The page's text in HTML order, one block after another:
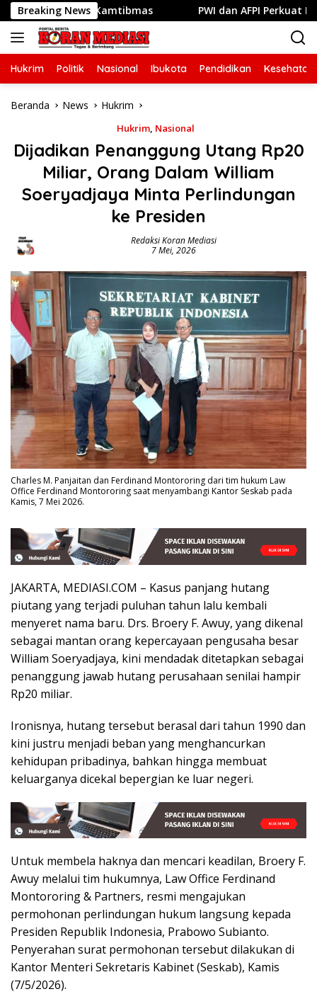
Langsung
ke
konten
Breaking News
Jaga Kamtibmas PWI dan AFPI Perkuat Literasi
Hukrim Politik Nasional Ibukota Pendidikan Kesehatan
Beranda News Hukrim
Hukrim, Nasional
Dijadikan Penanggung Utang Rp20
Miliar, Orang Dalam William
Soeryadjaya Minta Perlindungan
ke Presiden
Redaksi Koran Mediasi
7 Mei, 2026
Charles M. Panjaitan dan Ferdinand Montororing dari tim hukum Law
Office Ferdinand Montororing saat menyambangi Kantor Seskab pada
Kamis, 7 Mei 2026.
JAKARTA, MEDIASI.COM – Kasus panjang hutang
piutang yang terjadi puluhan tahun lalu kembali
menyeret nama baru. Drs. Broery F. Awuy, yang dikenal
sebagai mantan orang kepercayaan pengusaha besar
William Soeryadjaya, kini mendadak ditetapkan sebagai
penanggung jawab hutang perusahaan senilai hampir
Rp20 miliar.
Ironisnya, hutang tersebut berasal dari tahun 1990 dan
kini justru menjadi beban yang menghancurkan
kehidupan pribadinya, bahkan hingga membuat
keluarganya dicekal bepergian ke luar negeri.
Untuk membela haknya dan mencari keadilan, Broery F.
Awuy melalui tim hukumnya, Law Office Ferdinand
Montororing & Partners, resmi mengajukan
permohonan perlindungan hukum langsung kepada
Presiden Republik Indonesia, Prabowo Subianto.
Penyerahan surat permohonan tersebut dilakukan di
Kantor Menteri Sekretaris Kabinet (Seskab), Kamis
(7/5/2026).